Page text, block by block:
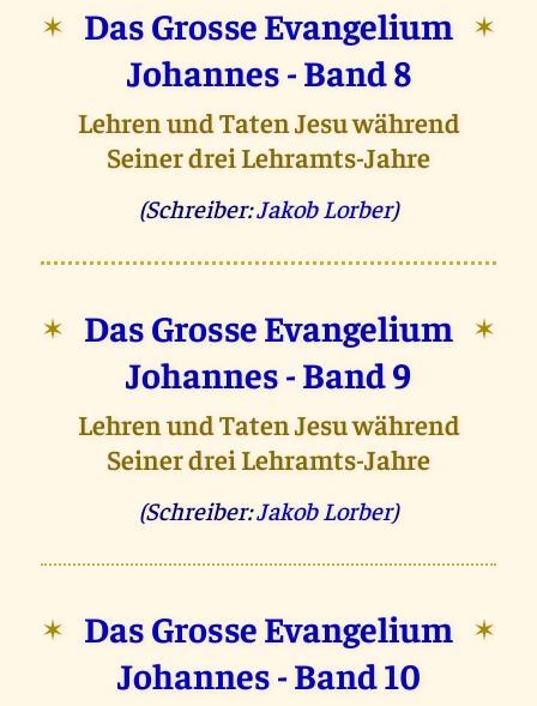
✶
Das Grosse Evangelium
Johannes - Band 8
✶
Lehren und Taten Jesu während
Seiner drei Lehramts-Jahre
(Schreiber:Jakob Lorber)
✶
Das Grosse Evangelium
Johannes - Band 9
✶
Lehren und Taten Jesu während
Seiner drei Lehramts-Jahre
(Schreiber:Jakob Lorber)
✶
Das Grosse Evangelium
Johannes - Band 10
✶